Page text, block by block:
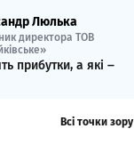
Люлька
директора ТОВ
прибутки, а які ‒
Всі точки зору